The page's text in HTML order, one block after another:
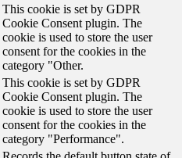
This cookie is set by GDPR
Cookie Consent plugin. The
cookie is used to store the user
consent for the cookies in the
category "Other.
This cookie is set by GDPR
Cookie Consent plugin. The
cookie is used to store the user
consent for the cookies in the
category "Performance".